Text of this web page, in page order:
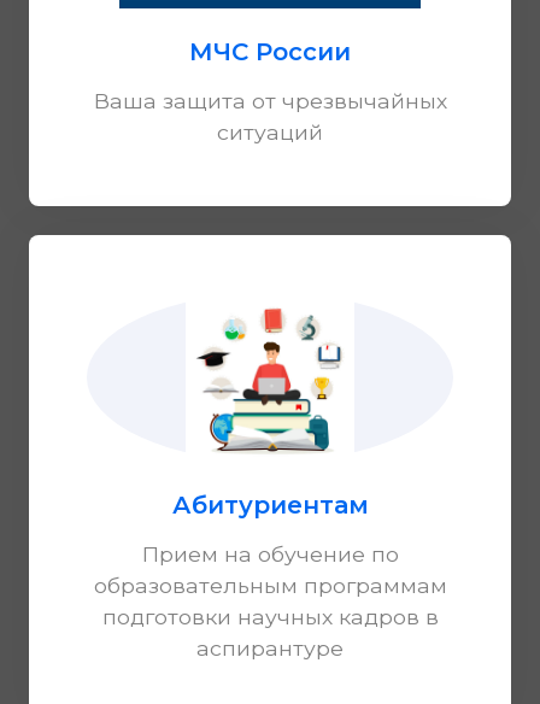
МЧС России
Ваша защита от чрезвычайных
ситуаций
Абитуриентам
Прием на обучение по
образовательным программам
подготовки научных кадров в
аспирантуре